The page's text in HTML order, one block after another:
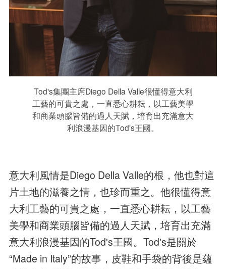
Tod's集團主席Diego Della Valle很懂得意大利
工藝的可貴之處，一直悉心耕耘，以工藝美學
和商業頭腦皆備的過人天賦，培育出充滿意大
利浪漫基因的Tod's王國。
意大利風情是Diego Della Valle的根，他也對這
片土地的滋養之情，也珍而重之。他很懂得意
大利工藝的可貴之處，一直悉心耕耘，以工藝
美學和商業頭腦皆備的過人天賦，培育出充滿
意大利浪漫基因的Tod's王國。Tod's是關於
“Made in Italy”的故事，皮鞋和手袋的背後是蘊